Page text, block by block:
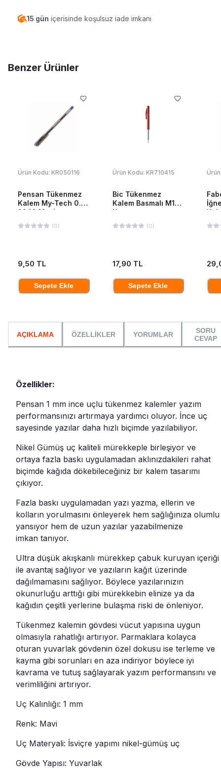
15 gün içerisinde koşulsuz iade imkanı
Benzer Ürünler
Ürün Kodu: KR050116
Pensan Tükenmez
Kalem My-Tech 0.7
2240 Mavi
(0)
9,50 TL
Sepete Ekle
Ürün Kodu: KR710415
Bic Tükenmez
Kalem Basmalı M10
Kırmızı
(0)
17,90 TL
Sepete Ekle
AÇIKLAMA ÖZELLİKLER YORUMLAR
SORU
CEVAP
Özellikler:
Pensan 1 mm ince uçlu tükenmez kalemler yazım
performansınızı artırmaya yardımcı oluyor. İnce uç
sayesinde yazılar daha hızlı biçimde yazılabiliyor.
Nikel Gümüş uç kaliteli mürekkeple birleşiyor ve
ortaya fazla baskı uygulamadan aklınızdakileri rahat
biçimde kağıda dökebileceğiniz bir kalem tasarımı
çıkıyor.
Fazla baskı uygulamadan yazı yazma, ellerin ve
kolların yorulmasını önleyerek hem sağlığınıza olumlu
yansıyor hem de uzun yazılar yazabilmenize
imkan tanıyor.
Ultra düşük akışkanlı mürekkep çabuk kuruyan içeriği
ile avantaj sağlıyor ve yazıların kağıt üzerinde
dağılmamasını sağlıyor. Böylece yazılarınızın
okunurluğu arttığı gibi mürekkebin elinize ya da
kağıdın çeşitli yerlerine bulaşma riski de önleniyor.
Tükenmez kalemin gövdesi vücut yapısına uygun
olmasıyla rahatlığı artırıyor. Parmaklara kolayca
oturan yuvarlak gövdenin özel dokusu ise terleme ve
kayma gibi sorunları en aza indiriyor böylece iyi
kavrama ve tutuş sağlayarak yazım performansını ve
verimliliğini artırıyor.
Uç Kalınlığı: 1 mm
Renk: Mavi
Uç Materyali: İsviçre yapımı nikel-gümüş uç
Gövde Yapısı: Yuvarlak